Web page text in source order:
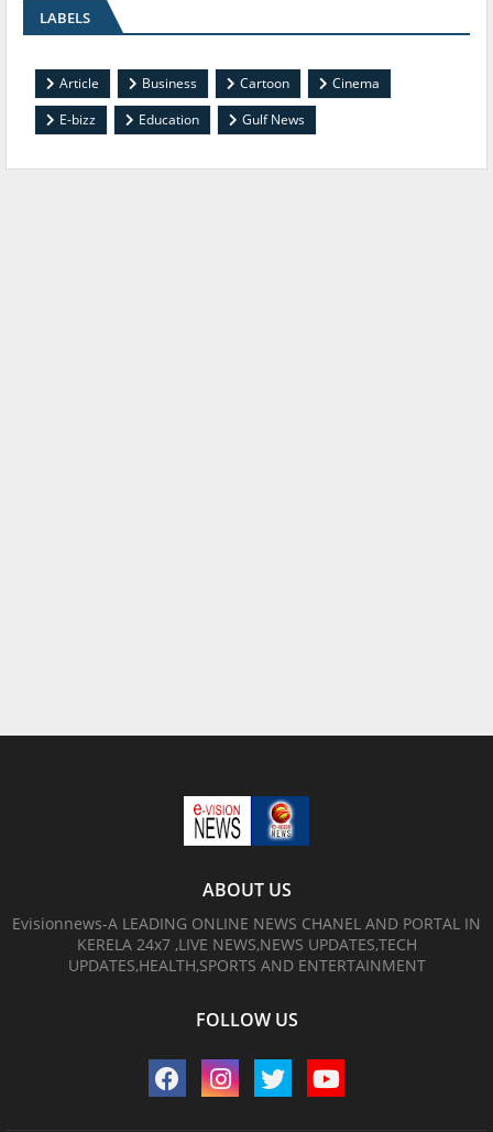
LABELS
Article Business Cartoon
Cinema
E-bizz
Education Gulf News
ABOUT US
Evisionnews-A LEADING ONLINE NEWS CHANEL AND PORTAL IN
KERELA 24x7 ,LIVE NEWS,NEWS UPDATES,TECH
UPDATES,HEALTH,SPORTS AND ENTERTAINMENT
FOLLOW US